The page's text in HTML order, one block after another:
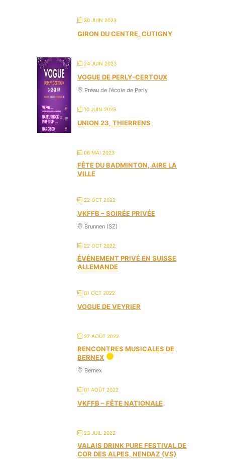
30 JUIN 2023
GIRON DU CENTRE, CUTIGNY
24 JUIN 2023
VOGUE DE PERLY-CERTOUX
Préau de l'école de Perly
10 JUIN 2023
UNION 23, THIERRENS
06 MAI 2023
FÊTE DU BADMINTON, AIRE LA
VILLE
22 OCT 2022
VKFFB – SOIRÉE PRIVÉE
Brunnen (SZ)
22 OCT 2022
ÉVÉNEMENT PRIVÉ EN SUISSE
ALLEMANDE
01 OCT 2022
VOGUE DE VEYRIER
27 AOÛT 2022
RENCONTRES MUSICALES DE
BERNEX
Bernex
01 AOÛT 2022
VKFFB – FÊTE NATIONALE
23 JUIL 2022
VALAIS DRINK PURE FESTIVAL DE
COR DES ALPES, NENDAZ (VS)